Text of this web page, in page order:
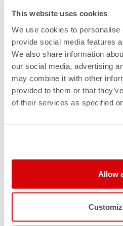
This website uses cookies
We use cookies to personalise
provide social media features
We also share information
our social media, advertising
may combine it with other
provided to them or that
of their services as specified
Allow